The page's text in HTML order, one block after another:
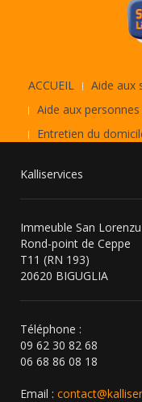
ACCUEIL
Aide aux
Aide aux
Entretien du
Kalliservices
Immeuble San Lorenzu
Rond-point de Ceppe
T11 (RN 193)
20620 BIGUGLIA
Téléphone :
09 62 30 82 68
06 68 86 08 18
Email :